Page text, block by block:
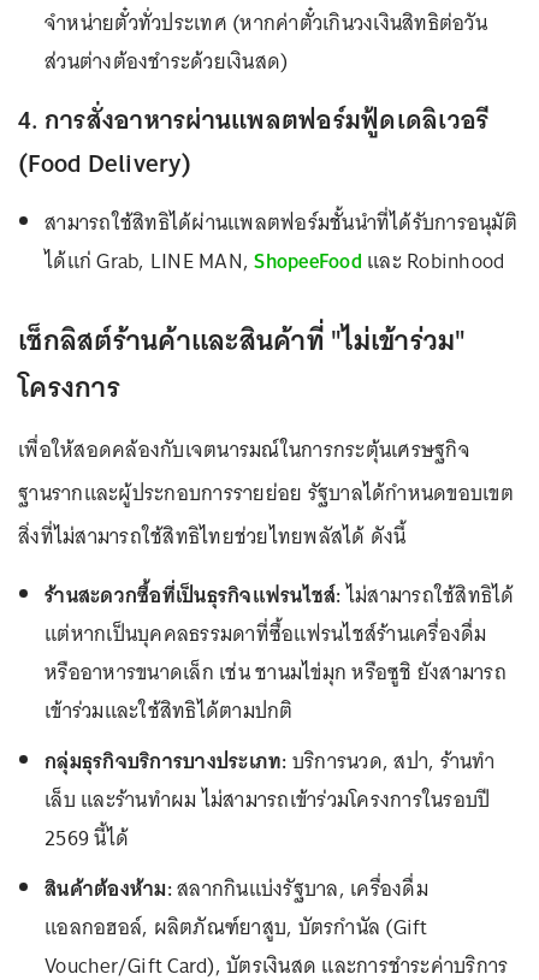
จำหน่ายตั๋วทั่วประเทศ (หากค่าตั๋วเกินวงเงินสิทธิต่อวัน
ส่วนต่างต้องชำระด้วยเงินสด)
4. การสั่งอาหารผ่านแพลตฟอร์มฟู้ดเดลิเวอรี
(Food Delivery)
สามารถใช้สิทธิได้ผ่านแพลตฟอร์มชั้นนำที่ได้รับการอนุมัติ
ได้แก่ Grab, LINE MAN,ShopeeFood และ Robinhood
เช็กลิสต์ร้านค้าและสินค้าที่ "ไม่เข้าร่วม"
โครงการ
เพื่อให้สอดคล้องกับเจตนารมณ์ในการกระตุ้นเศรษฐกิจ
ฐานรากและผู้ประกอบการรายย่อย รัฐบาลได้กำหนดขอบเขต
สิ่งที่ไม่สามารถใช้สิทธิไทยช่วยไทยพลัสได้ ดังนี้
ร้านสะดวกซื้อที่เป็นธุรกิจแฟรนไชส์:ไม่สามารถใช้สิทธิได้
แต่หากเป็นบุคคลธรรมดาที่ซื้อแฟรนไชส์ร้านเครื่องดื่ม
หรืออาหารขนาดเล็ก เช่น ชานมไข่มุก หรือซูชิ ยังสามารถ
เข้าร่วมและใช้สิทธิได้ตามปกติ
กลุ่มธุรกิจบริการบางประเภท:บริการนวด, สปา, ร้านทำ
เล็บ และร้านทำผม ไม่สามารถเข้าร่วมโครงการในรอบปี
2569 นี้ได้
สินค้าต้องห้าม:สลากกินแบ่งรัฐบาล, เครื่องดื่ม
แอลกอฮอล์, ผลิตภัณฑ์ยาสูบ, บัตรกำนัล (Gift
Voucher/Gift Card), บัตรเงินสด และการชำระค่าบริการ